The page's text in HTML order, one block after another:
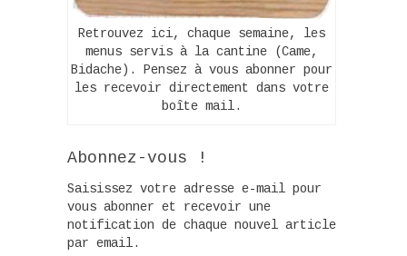
Retrouvez ici, chaque semaine, les
menus servis à la cantine (Came,
Bidache). Pensez à vous abonner pour
les recevoir directement dans votre
boîte mail.
Abonnez-vous !
Saisissez votre adresse e-mail pour
vous abonner et recevoir une
notification de chaque nouvel article
par email.